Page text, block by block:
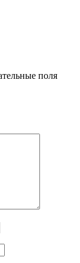
поля